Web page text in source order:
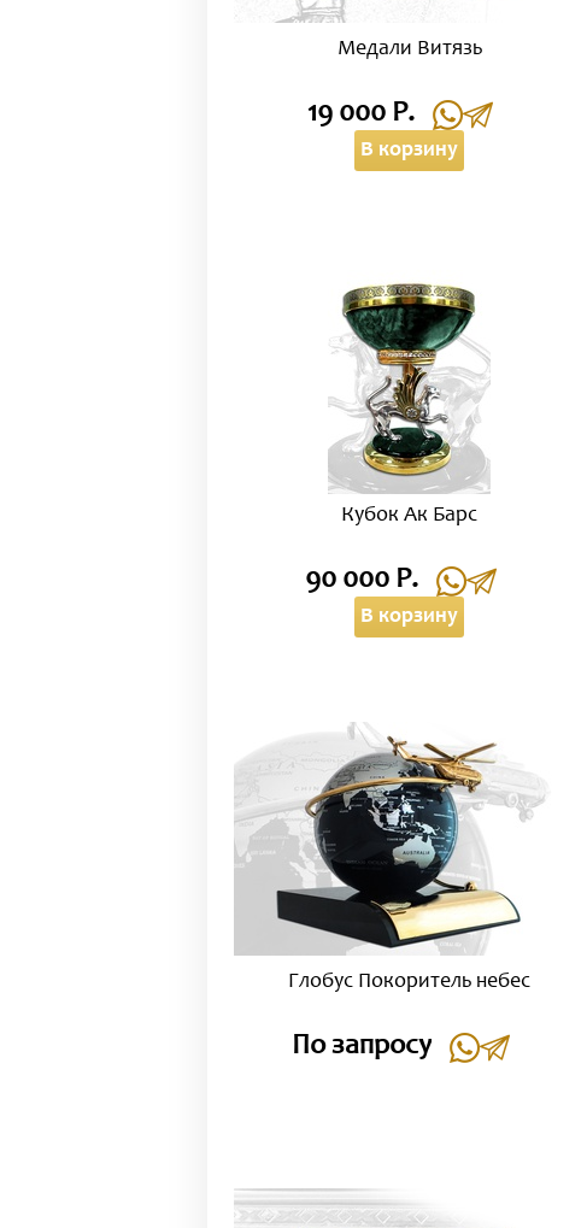
Медали Витязь
19 000 Р.
В корзину
Кубок Ак Барс
90 000 Р.
В корзину
Глобус Покоритель небес
По запросу